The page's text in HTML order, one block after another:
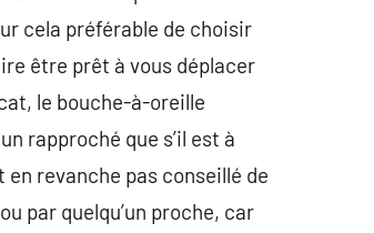
cela préférable de choisir
être prêt à vous déplacer
le bouche-à-oreille
rapproché que s’il est à
revanche pas conseillé de
par quelqu’un proche, car